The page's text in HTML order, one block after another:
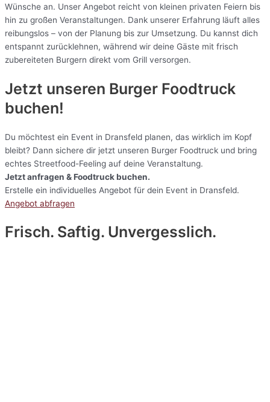
Wünsche an. Unser Angebot reicht von kleinen privaten Feiern bis
hin zu großen Veranstaltungen. Dank unserer Erfahrung läuft alles
reibungslos – von der Planung bis zur Umsetzung. Du kannst dich
entspannt zurücklehnen, während wir deine Gäste mit frisch
zubereiteten Burgern direkt vom Grill versorgen.
Jetzt unseren Burger Foodtruck
buchen!
Du möchtest ein Event in Dransfeld planen, das wirklich im Kopf
bleibt? Dann sichere dir jetzt unseren Burger Foodtruck und bring
echtes Streetfood-Feeling auf deine Veranstaltung.
Jetzt anfragen & Foodtruck buchen.
Erstelle ein individuelles Angebot für dein Event in Dransfeld.
Angebot abfragen
Frisch. Saftig. Unvergesslich.